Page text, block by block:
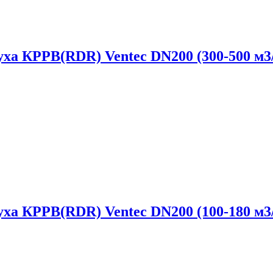
КРРВ(RDR) Ventec DN200 (300-500
КРРВ(RDR) Ventec DN200 (100-180